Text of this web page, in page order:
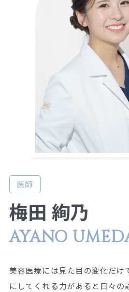
医師
梅田 絢乃
AYANO
美容医療には見た目の変化だけ
にしてくれる力があると日々の